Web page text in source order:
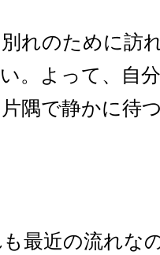
れのために訪
。よって、自
隅で静かに待
最近の流れな